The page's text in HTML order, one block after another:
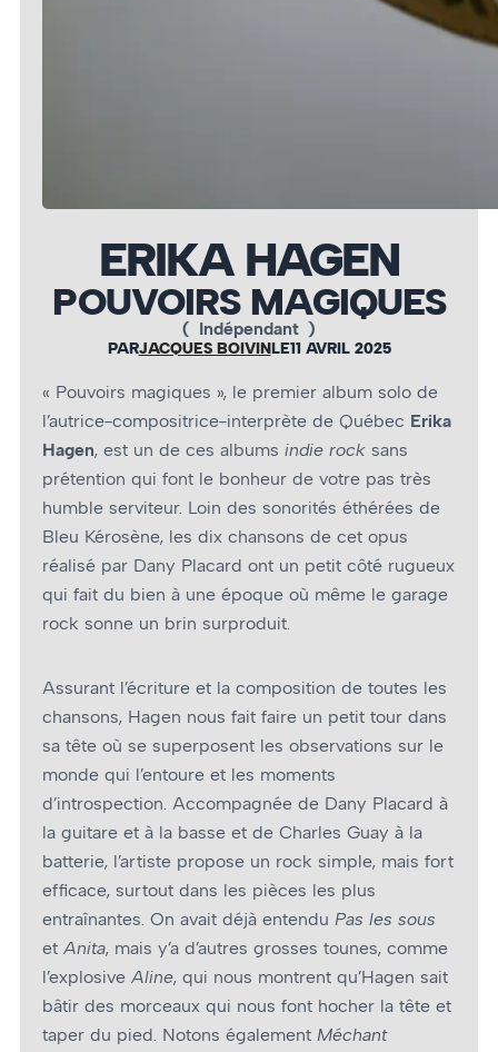
ERIKA HAGEN
POUVOIRS MAGIQUES
( Indépendant )
PARJACQUES BOIVINLE11 AVRIL 2025
« Pouvoirs magiques », le premier album solo de
l’autrice-compositrice-interprète de Québec Erika
Hagen, est un de ces albums indie rock sans
prétention qui font le bonheur de votre pas très
humble serviteur. Loin des sonorités éthérées de
Bleu Kérosène, les dix chansons de cet opus
réalisé par Dany Placard ont un petit côté rugueux
qui fait du bien à une époque où même le garage
rock sonne un brin surproduit.
Assurant l’écriture et la composition de toutes les
chansons, Hagen nous fait faire un petit tour dans
sa tête où se superposent les observations sur le
monde qui l’entoure et les moments
d’introspection. Accompagnée de Dany Placard à
la guitare et à la basse et de Charles Guay à la
batterie, l’artiste propose un rock simple, mais fort
efficace, surtout dans les pièces les plus
entraînantes. On avait déjà entendu Pas les sous
et Anita, mais y’a d’autres grosses tounes, comme
l’explosive Aline, qui nous montrent qu’Hagen sait
bâtir des morceaux qui nous font hocher la tête et
taper du pied. Notons également Méchant